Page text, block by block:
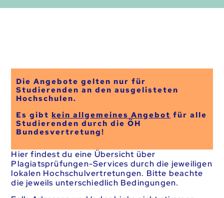
Die Angebote gelten nur für
Studierenden an den ausgelisteten
Hochschulen.
Es gibt kein allgemeines Angebot für alle
Studierenden durch die ÖH
Bundesvertretung!
Hier findest du eine Übersicht über
Plagiatsprüfungen-Services durch die jeweiligen
lokalen Hochschulvertretungen. Bitte beachte
die jeweils unterschiedlich Bedingungen.